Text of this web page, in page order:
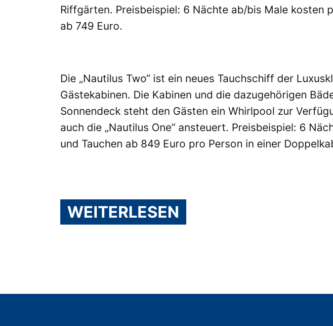
Riffgärten. Preisbeispiel: 6 Nächte ab/bis Male kosten
ab 749 Euro.
Die „Nautilus Two“ ist ein neues Tauchschiff der
Gästekabinen. Die Kabinen und die dazugehörigen
Sonnendeck steht den Gästen ein Whirlpool zur
auch die „Nautilus One“ ansteuert. Preisbeispiel: 6
und Tauchen ab 849 Euro pro Person in einer
WEITERLESEN